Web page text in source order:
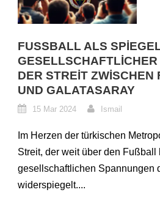
FUSSBALL ALS SPIEGEL
ESELLSCHAFTLICHER
ER STREIT ZWISCHEN
ND GALATASARAY
15 Mar 2024 Ismail
Im Herzen der türkischen
Streit, der weit über den
gesellschaftlichen Spannungen
widerspiegelt....